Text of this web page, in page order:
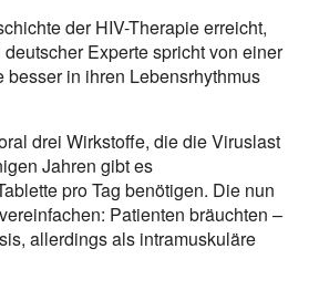
der HIV-Therapie erreicht,
Experte spricht von einer
in ihren Lebensrhythmus
drei Wirkstoffe, die die Viruslast
Jahren gibt es
pro Tag benötigen. Die nun
Patienten bräuchten –
allerdings als intramuskuläre